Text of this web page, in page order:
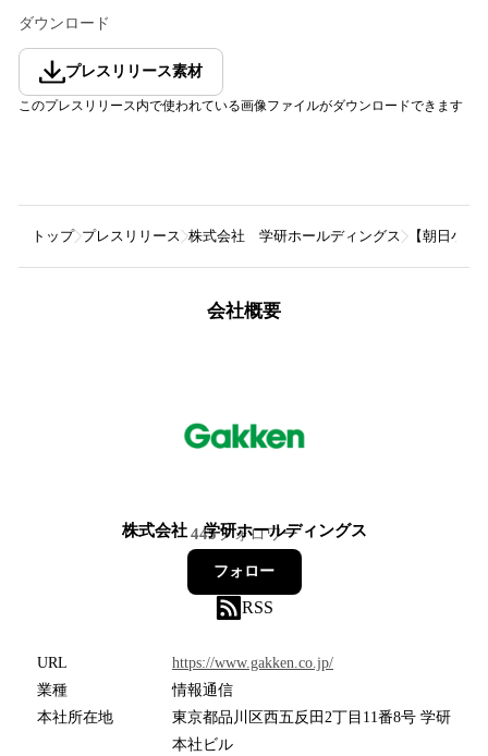
ダウンロード
プレスリリース素材
このプレスリリース内で使われている画像ファイルがダウンロードできます
トップ プレスリリース 株式会社 学研ホールディングス 【朝日小
会社概要
株式会社 学研ホールディングス
445フォロワー
フォロー
RSS
URL
https://www.gakken.co.jp/
業種
情報通信
本社所在地
東京都品川区西五反田2丁目11番8号 学研
本社ビル